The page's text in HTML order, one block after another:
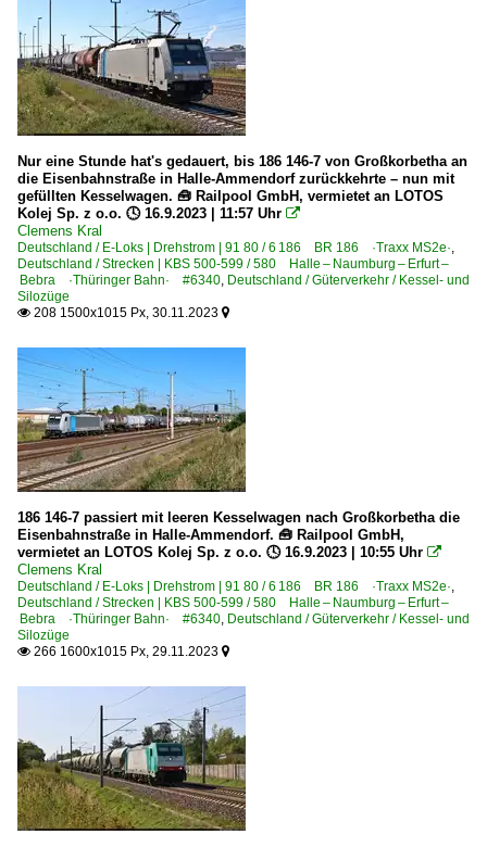
Nur eine Stunde hat's gedauert, bis 186 146-7 von Großkorbetha an
die Eisenbahnstraße in Halle-Ammendorf zurückkehrte – nun mit
gefüllten Kesselwagen. 🧰 Railpool GmbH, vermietet an LOTOS
Kolej Sp. z o.o. 🕓 16.9.2023 | 11:57 Uhr 
Clemens Kral
Deutschland / E-Loks | Drehstrom | 91 80 / 6 186 BR 186 ·Traxx MS2e·,
Deutschland / Strecken | KBS 500-599 / 580 Halle – Naumburg – Erfurt –
Bebra ·Thüringer Bahn· #6340, Deutschland / Güterverkehr / Kessel- und
Silozüge
 208 1500x1015 Px, 30.11.2023 
186 146-7 passiert mit leeren Kesselwagen nach Großkorbetha die
Eisenbahnstraße in Halle-Ammendorf. 🧰 Railpool GmbH,
vermietet an LOTOS Kolej Sp. z o.o. 🕓 16.9.2023 | 10:55 Uhr 
Clemens Kral
Deutschland / E-Loks | Drehstrom | 91 80 / 6 186 BR 186 ·Traxx MS2e·,
Deutschland / Strecken | KBS 500-599 / 580 Halle – Naumburg – Erfurt –
Bebra ·Thüringer Bahn· #6340, Deutschland / Güterverkehr / Kessel- und
Silozüge
 266 1600x1015 Px, 29.11.2023 